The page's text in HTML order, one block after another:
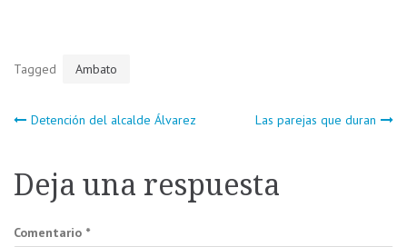
Tagged Ambato
Navegación
de
entradas
Detención del alcalde Álvarez Las parejas que duran
Deja una respuesta
Comentario *